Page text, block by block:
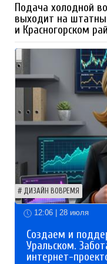
Подача холодной
выходит на
и Красногорском
ДИЗАЙН ВОВРЕМЯ
12:06 | 28 июля
Создаем и
Уральском.
интернет-